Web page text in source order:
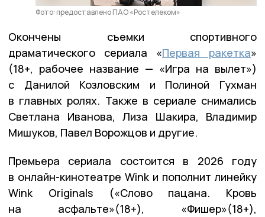
Фото: предоставлено ПАО «Ростелеком»
Окончены съемки спортивного
драматического сериала «Первая ракетка»
(18+, рабочее название — «Игра на вылет»)
с Данилой Козловским и Полиной Гухман
в главных ролях. Также в сериале снимались
Светлана Иванова, Лиза Шакира, Владимир
Мишуков, Павел Ворожцов и другие.
Премьера сериала состоится в 2026 году
в онлайн-кинотеатре Wink и пополнит линейку
Wink Originals («‎Слово пацана. Кровь
на асфальте»(18+), «Фишер»(18+),